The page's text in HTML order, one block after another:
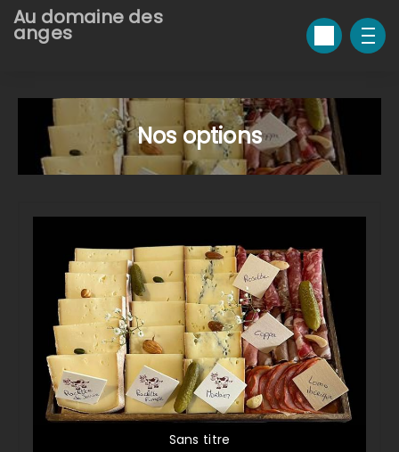
Au domaine des
anges
Nos options
Sans titre